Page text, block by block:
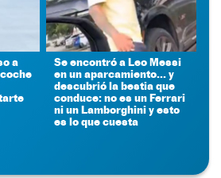
a
Se encontró a Leo Messi
en un aparcamiento... y
descubrió la bestia que
conduce: no es un Ferrari
ni un Lamborghini y esto
es lo que cuesta